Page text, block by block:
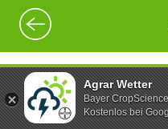
Agrar Wetter
Bayer
Kostenlos bei